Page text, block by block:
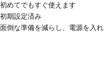
初めてでもすぐ使えます
初期設定済み
面倒な準備を減らし、電源を入